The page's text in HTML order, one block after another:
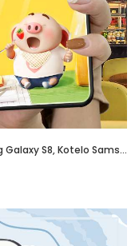
Kuori Samsung Galaxy S8, Kuoret Samsung Galaxy S8, Kotelo Samsung Galaxy S8 Valo Silikoni Pehmeä Nes